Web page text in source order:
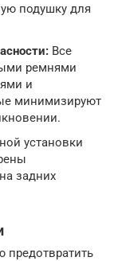
подушку для
Все
ремнями
и
минимизируют
установки
задних